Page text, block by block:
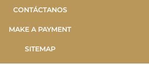
CONTÁCTANOS
MAKE A PAYMENT
SITEMAP